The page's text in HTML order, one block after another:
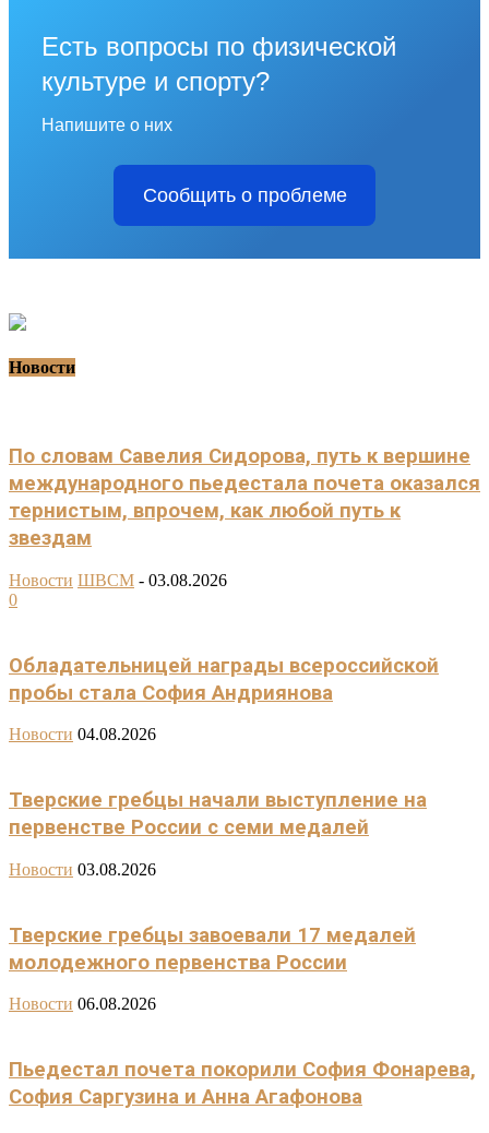
Есть вопросы по физической
культуре и спорту?
Напишите о них
Сообщить о проблеме
Новости
По словам Савелия Сидорова, путь к вершине
международного пьедестала почета оказался
тернистым, впрочем, как любой путь к
звездам
Новости ШВСМ - 03.08.2026
0
Обладательницей награды всероссийской
пробы стала София Андриянова
Новости 04.08.2026
Тверские гребцы начали выступление на
первенстве России с семи медалей
Новости 03.08.2026
Тверские гребцы завоевали 17 медалей
молодежного первенства России
Новости 06.08.2026
Пьедестал почета покорили София Фонарева,
София Саргузина и Анна Агафонова